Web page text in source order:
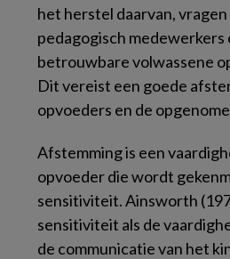
het herstel daarvan, vragen
pedagogisch medewerkers
betrouwbare volwassene
Dit vereist een goede
opvoeders en de
Afstemming is een
opvoeder die wordt
sensitiviteit. Ainsworth
sensitiviteit als de
de communicatie van het